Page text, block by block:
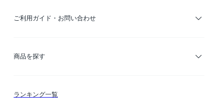
ご利用ガイド・お問い合わせ
ご利用ガイド
商品を探す
カテゴリー検索
ランキング一覧